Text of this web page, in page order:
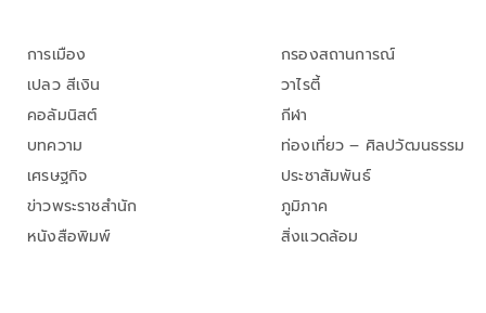
การเมือง
เปลว สีเงิน
คอลัมนิสต์
บทความ
เศรษฐกิจ
ข่าวพระราชสำนัก
หนังสือพิมพ์
กรองสถานการณ์
วาไรตี้
กีฬา
ท่องเที่ยว – ศิลปวัฒนธรรม
ประชาสัมพันธ์
ภูมิภาค
สิ่งแวดล้อม